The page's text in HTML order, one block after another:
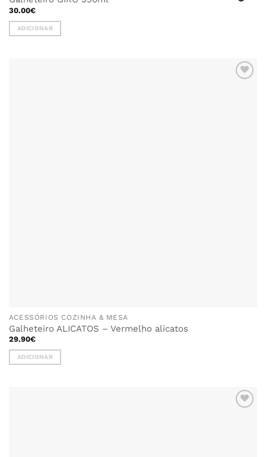
30.00€
ADICIONAR
ACESSÓRIOS COZINHA & MESA
Galheteiro ALICATOS – Vermelho alicatos
29.90€
ADICIONAR